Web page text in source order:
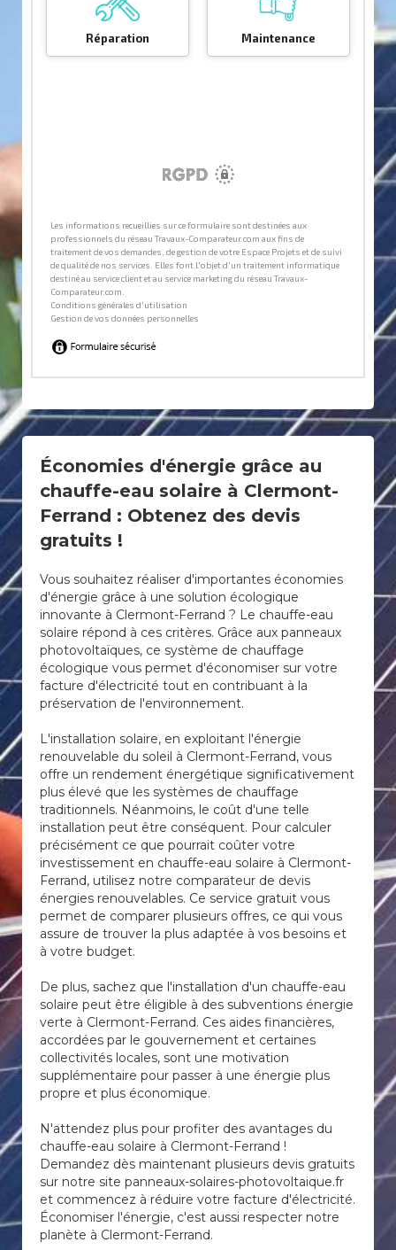
Économies d'énergie grâce au
chauffe-eau solaire à Clermont-
Ferrand : Obtenez des devis
gratuits !
Vous souhaitez réaliser d'importantes économies
d'énergie grâce à une solution écologique
innovante à Clermont-Ferrand ? Le chauffe-eau
solaire répond à ces critères. Grâce aux panneaux
photovoltaïques, ce système de chauffage
écologique vous permet d'économiser sur votre
facture d'électricité tout en contribuant à la
préservation de l'environnement.
L'installation solaire, en exploitant l'énergie
renouvelable du soleil à Clermont-Ferrand, vous
offre un rendement énergétique significativement
plus élevé que les systèmes de chauffage
traditionnels. Néanmoins, le coût d'une telle
installation peut être conséquent. Pour calculer
précisément ce que pourrait coûter votre
investissement en chauffe-eau solaire à Clermont-
Ferrand, utilisez notre comparateur de devis
énergies renouvelables. Ce service gratuit vous
permet de comparer plusieurs offres, ce qui vous
assure de trouver la plus adaptée à vos besoins et
à votre budget.
De plus, sachez que l'installation d'un chauffe-eau
solaire peut être éligible à des subventions énergie
verte à Clermont-Ferrand. Ces aides financières,
accordées par le gouvernement et certaines
collectivités locales, sont une motivation
supplémentaire pour passer à une énergie plus
propre et plus économique.
N'attendez plus pour profiter des avantages du
chauffe-eau solaire à Clermont-Ferrand !
Demandez dès maintenant plusieurs devis gratuits
sur notre site panneaux-solaires-photovoltaique.fr
et commencez à réduire votre facture d'électricité.
Économiser l'énergie, c'est aussi respecter notre
planète à Clermont-Ferrand.